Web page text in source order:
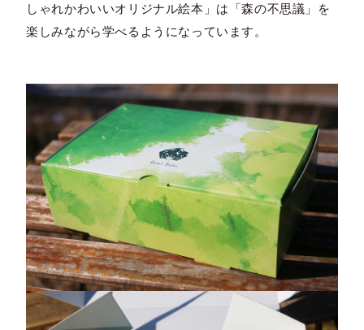
しゃれかわいいオリジナル絵本」は「森の不思議」を
楽しみながら学べるようになっています。